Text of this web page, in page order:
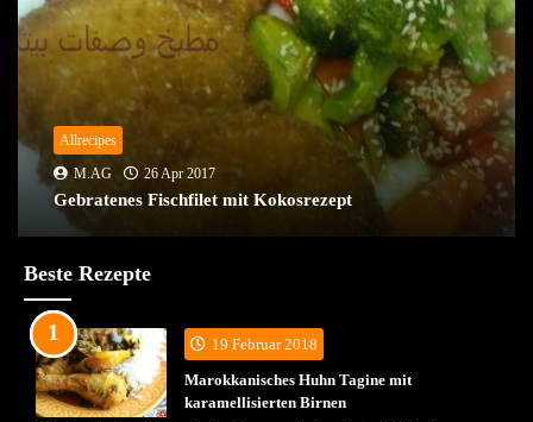
Allrecipes
M.AG
26 Apr 2017
Gebratenes Fischfilet mit Kokosrezept
Beste Rezepte
19 Februar 2018
Marokkanisches Huhn Tagine mit
karamellisierten Birnen